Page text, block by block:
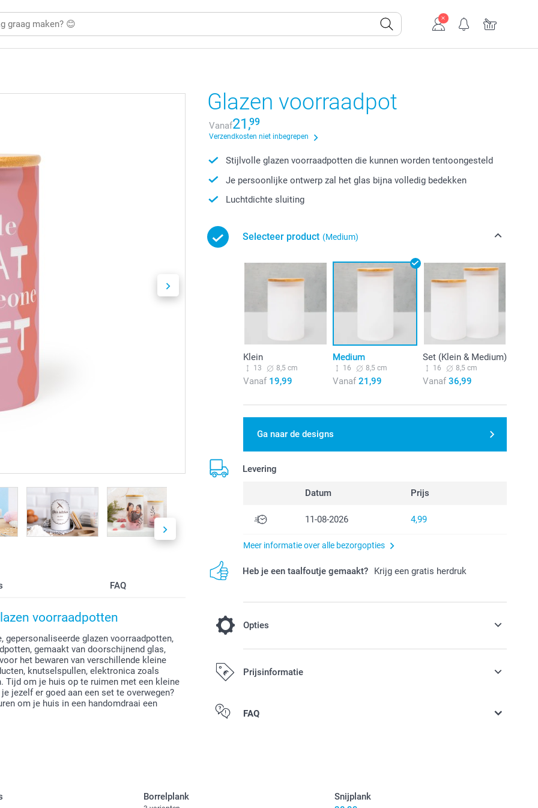
FAQ
voorraadpotten
glazen voorraadpotten,
gemaakt van doorschijnend glas,
het bewaren van verschillende kleine
knutselspullen, elektronica zoals
Tijd om je huis op te ruimen met een kleine
jezelf er goed aan een set te overwegen?
om je huis in een handomdraai een
Glazen voorraadpot
Vanaf21,99
Verzendkosten niet inbegrepen
Stijlvolle glazen voorraadpotten die kunnen worden tentoongesteld
Je persoonlijke ontwerp zal het glas bijna volledig bedekken
Luchtdichte sluiting
Selecteer product (Medium)
Klein
13 8,5 cm
Vanaf 19,99
Medium
16 8,5 cm
Vanaf 21,99
Set (Klein & Medium)
16 8,5 cm
Vanaf36,99
Ga naar de designs
Levering
Datum Prijs
11-08-2026 4,99
Meer informatie over alle bezorgopties
Heb je een taalfoutje gemaakt? Krijg een gratis herdruk
Opties
Vul je glazen voorraadpotten met snoep
Opties, prijzen en beschikbaarheid
Snoeparmband: kleine eetbare kralen in diverse kleuren, set van 12
Prijsinformatie
Alle prijzen zijn in EURO (€) inclusief BTW en exclusief verzendkosten.
FAQ
Borrelplank
Snijplank